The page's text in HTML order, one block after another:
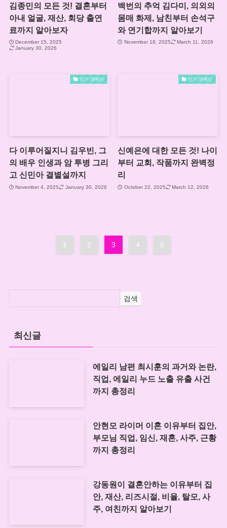
김종민의 모든 것! 결혼부터
아내 얼굴, 재산, 회당 출연
료까지 알아보자
December 15, 2025
January 30, 2026
백번의 추억 김다미, 의외의
몸매 화제, 남친부터 손석구
와 연기합까지 알아보기
November 18, 2025 March 11, 2026
인기 연예인
다 이루어질지니 김우빈, 그
의 배우 인생과 암 투병 그리
고 신민아 결별설까지
November 4, 2025 January 30, 2026
인기 연예인
신예은에 대한 모든 것! 나이
부터 교회, 작품까지 완벽정
리
October 22, 2025 March 12, 2026
1 2 3 4 5
검색
최신글
에일리 남편 최시훈의 과거와 논란,
직업, 에일리 누드 노출 유출 사건
까지 총정리
안현모 라이머 이혼 이유부터 집안,
부모님 직업, 임신, 재혼, 사주, 근황
까지 총정리
강동원이 결혼안하는 이유부터 집
안, 재산, 리즈시절, 비율, 탈모, 사
주, 여친까지 알아보기